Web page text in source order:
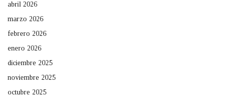
abril 2026
marzo 2026
febrero 2026
enero 2026
diciembre 2025
noviembre 2025
octubre 2025